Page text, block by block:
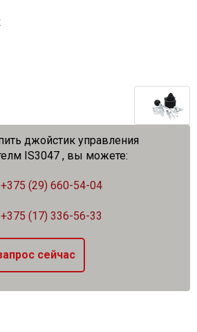
джойстик управления
IS3047 , вы можете:
+375 (29) 660-54-04
+375 (17) 336-56-33
сейчас